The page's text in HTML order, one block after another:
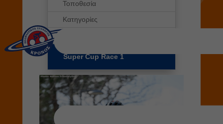
Τοποθεσία
Κατηγορίες
Super Cup Race 1